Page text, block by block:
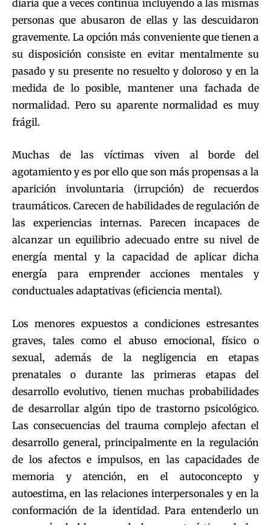
diaria que a veces continúa incluyendo a las mismas
personas que abusaron de ellas y las descuidaron
gravemente. La opción más conveniente que tienen a
su disposición consiste en evitar mentalmente su
pasado y su presente no resuelto y doloroso y en la
medida de lo posible, mantener una fachada de
normalidad. Pero su aparente normalidad es muy
frágil.
Muchas de las víctimas viven al borde del
agotamiento y es por ello que son más propensas a la
aparición involuntaria (irrupción) de recuerdos
traumáticos. Carecen de habilidades de regulación de
las experiencias internas. Parecen incapaces de
alcanzar un equilibrio adecuado entre su nivel de
energía mental y la capacidad de aplicar dicha
energía para emprender acciones mentales y
conductuales adaptativas (eficiencia mental).
Los menores expuestos a condiciones estresantes
graves, tales como el abuso emocional, físico o
sexual, además de la negligencia en etapas
prenatales o durante las primeras etapas del
desarrollo evolutivo, tienen muchas probabilidades
de desarrollar algún tipo de trastorno psicológico.
Las consecuencias del trauma complejo afectan el
desarrollo general, principalmente en la regulación
de los afectos e impulsos, en las capacidades de
memoria y atención, en el autoconcepto y
autoestima, en las relaciones interpersonales y en la
conformación de la identidad. Para entenderlo un